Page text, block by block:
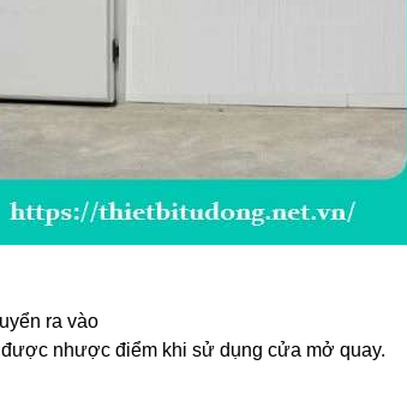
ra vào
nhược điểm khi sử dụng cửa mở quay.